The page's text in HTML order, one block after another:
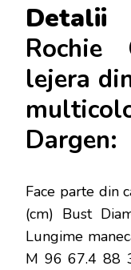
Rochie
lejera
Dargen:
Face parte din
(cm) Bust
Lungime
M 96 67.4 88